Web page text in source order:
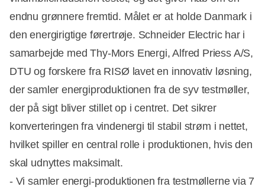
endnu grønnere fremtid. Målet er at holde Danmark i
den energirigtige førertrøje. Schneider Electric har i
samarbejde med Thy-Mors Energi, Alfred Priess A/S,
DTU og forskere fra RISØ lavet en innovativ løsning,
der samler energiproduktionen fra de syv testmøller,
der på sigt bliver stillet op i centret. Det sikrer
konverteringen fra vindenergi til stabil strøm i nettet,
hvilket spiller en central rolle i produktionen, hvis den
skal udnyttes maksimalt.
- Vi samler energi-produktionen fra testmøllerne via 7